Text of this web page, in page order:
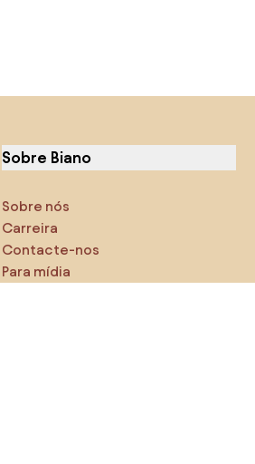
Sobre Biano
Sobre nós
Carreira
Contacte-nos
Para mídia